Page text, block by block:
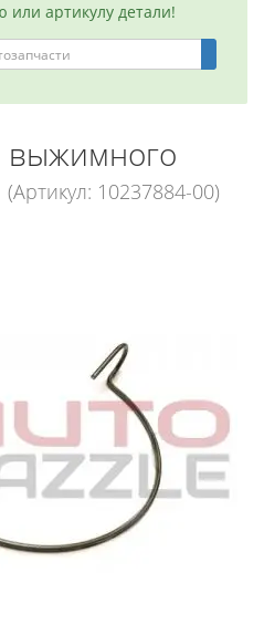
или артикулу детали!
выжимного
(Артикул: 10237884-00)